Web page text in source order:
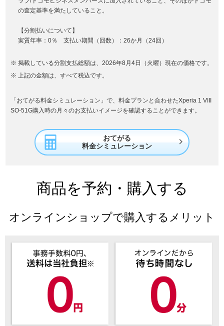
の査定基準を満たしていること。
【分割払いについて】
実質年率：0％ 支払い期間（回数）：26か月（24回）
掲載している分割支払総額は、2026年8月4日（火曜）現在の価格です。
上記の金額は、すべて税込です。
「おてがる料金シミュレーション」で、料金プランと合わせたXperia 1 VIII
SO-51G購入時の月々のお支払いイメージを確認することができます。
おてがる
料金シミュレーション

商品を予約・購入する
オンラインショップで購入するメリット